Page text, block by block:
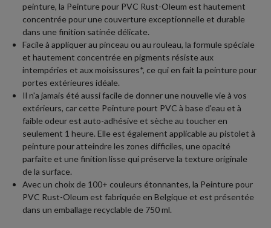
peinture, la Peinture pour PVC Rust-Oleum est hautement
concentrée pour une couverture exceptionnelle et durable
dans une finition satinée délicate.
Facile à appliquer au pinceau ou au rouleau, la formule spéciale
et hautement concentrée en pigments résiste aux
intempéries et aux moisissures*, ce qui en fait la peinture pour
portes extérieures idéale.
Il n'a jamais été aussi facile de donner une nouvelle vie à vos
extérieurs, car cette Peinture pourt PVC à base d'eau et à
faible odeur est auto-adhésive et sèche au toucher en
seulement 1 heure. Elle est également applicable au pistolet à
peinture pour atteindre les zones difficiles, une opacité
parfaite et une finition lisse qui préserve la texture originale
de la surface.
Avec un choix de 100+ couleurs étonnantes, la Peinture pour
PVC Rust-Oleum est fabriquée en Belgique et est présentée
dans un emballage recyclable de 750 ml.